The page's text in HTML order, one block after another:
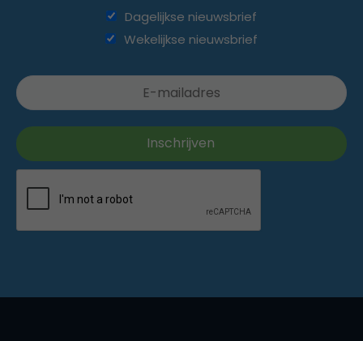
Dagelijkse nieuwsbrief
Wekelijkse nieuwsbrief